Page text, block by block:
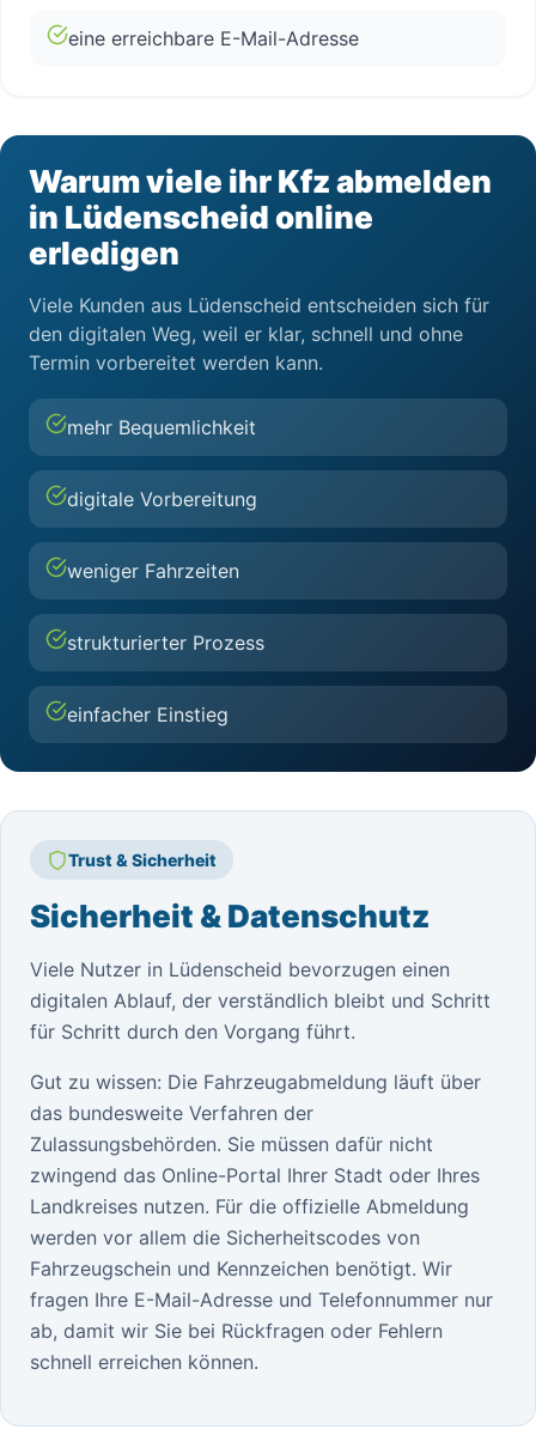
eine erreichbare E-Mail-Adresse
Warum viele ihr Kfz abmelden
in Lüdenscheid online
erledigen
Viele Kunden aus Lüdenscheid entscheiden sich für
den digitalen Weg, weil er klar, schnell und ohne
Termin vorbereitet werden kann.
mehr Bequemlichkeit
digitale Vorbereitung
weniger Fahrzeiten
strukturierter Prozess
einfacher Einstieg
Trust & Sicherheit
Sicherheit & Datenschutz
Viele Nutzer in Lüdenscheid bevorzugen einen
digitalen Ablauf, der verständlich bleibt und Schritt
für Schritt durch den Vorgang führt.
Gut zu wissen: Die Fahrzeugabmeldung läuft über
das bundesweite Verfahren der
Zulassungsbehörden. Sie müssen dafür nicht
zwingend das Online-Portal Ihrer Stadt oder Ihres
Landkreises nutzen. Für die offizielle Abmeldung
werden vor allem die Sicherheitscodes von
Fahrzeugschein und Kennzeichen benötigt. Wir
fragen Ihre E-Mail-Adresse und Telefonnummer nur
ab, damit wir Sie bei Rückfragen oder Fehlern
schnell erreichen können.